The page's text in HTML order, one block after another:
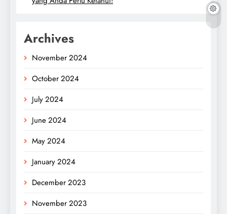
Archives
November 2024
October 2024
July 2024
June 2024
May 2024
January 2024
December 2023
November 2023